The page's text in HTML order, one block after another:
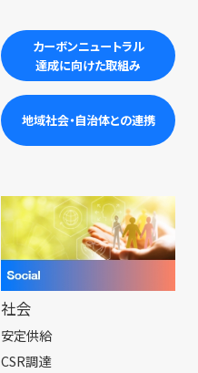
カーボンニュートラル
達成に向けた取組み
地域社会・自治体との連携
社会
安定供給
CSR調達